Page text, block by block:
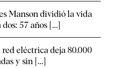
Manson dividió la vida
57 años [...]
eléctrica deja 80.000
y sin [...]